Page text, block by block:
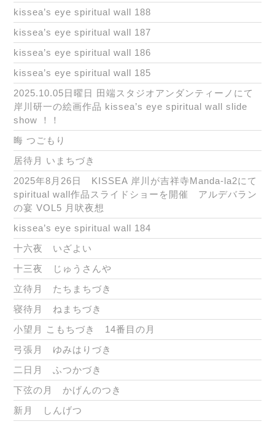
kissea’s eye spiritual wall 188
kissea’s eye spiritual wall 187
kissea’s eye spiritual wall 186
kissea’s eye spiritual wall 185
2025.10.05日曜日 田端スタジオアンダンティーノにて
岸川研一の絵画作品 kissea’s eye spiritual wall slide
show ！！
晦 つごもり
居待月 いまちづき
2025年8月26日 KISSEA 岸川が吉祥寺Manda-la2にて
spiritual wall作品スライドショーを開催 アルデバラン
の宴 VOL5 月吠夜想
kissea’s eye spiritual wall 184
十六夜 いざよい
十三夜 じゅうさんや
立待月 たちまちづき
寝待月 ねまちづき
小望月 こもちづき 14番目の月
弓張月 ゆみはりづき
二日月 ふつかづき
下弦の月 かげんのつき
新月 しんげつ